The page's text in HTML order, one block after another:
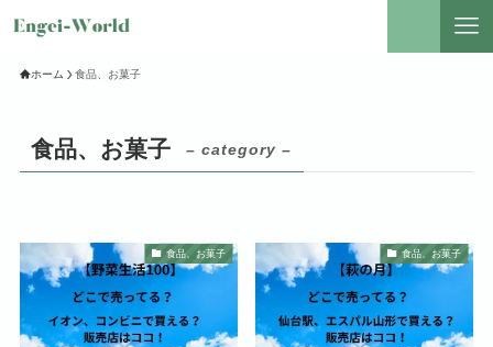
ホーム 食品、お菓子
食品、お菓子 – category –
食品、お菓子 食品、お菓子